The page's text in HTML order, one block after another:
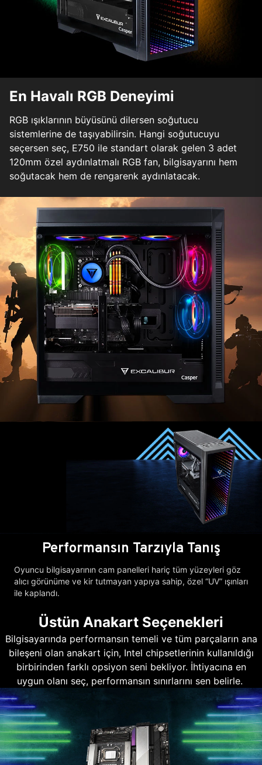
En Havalı RGB Deneyimi
RGB ışıklarının büyüsünü dilersen soğutucu
sistemlerine de taşıyabilirsin. Hangi soğutucuyu
seçersen seç, E750 ile standart olarak gelen 3 adet
120mm özel aydınlatmalı RGB fan, bilgisayarını hem
soğutacak hem de rengarenk aydınlatacak.
Performansın Tarzıyla Tanış
Oyuncu bilgisayarının cam panelleri hariç tüm yüzeyleri göz
alıcı görünüme ve kir tutmayan yapıya sahip, özel “UV” ışınları
ile kaplandı.
Üstün Anakart Seçenekleri
Bilgisayarında performansın temeli ve tüm parçaların ana
bileşeni olan anakart için, Intel chipsetlerinin kullanıldığı
birbirinden farklı opsiyon seni bekliyor. İhtiyacına en
uygun olanı seç, performansın sınırlarını sen belirle.